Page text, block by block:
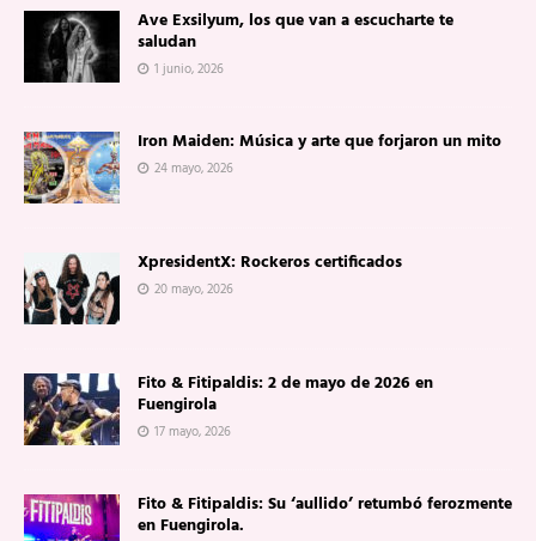
Ave Exsilyum, los que van a escucharte te
saludan
1 junio, 2026
Iron Maiden: Música y arte que forjaron un mito
24 mayo, 2026
XpresidentX: Rockeros certificados
20 mayo, 2026
Fito & Fitipaldis: 2 de mayo de 2026 en
Fuengirola
17 mayo, 2026
Fito & Fitipaldis: Su ‘aullido’ retumbó ferozmente
en Fuengirola.